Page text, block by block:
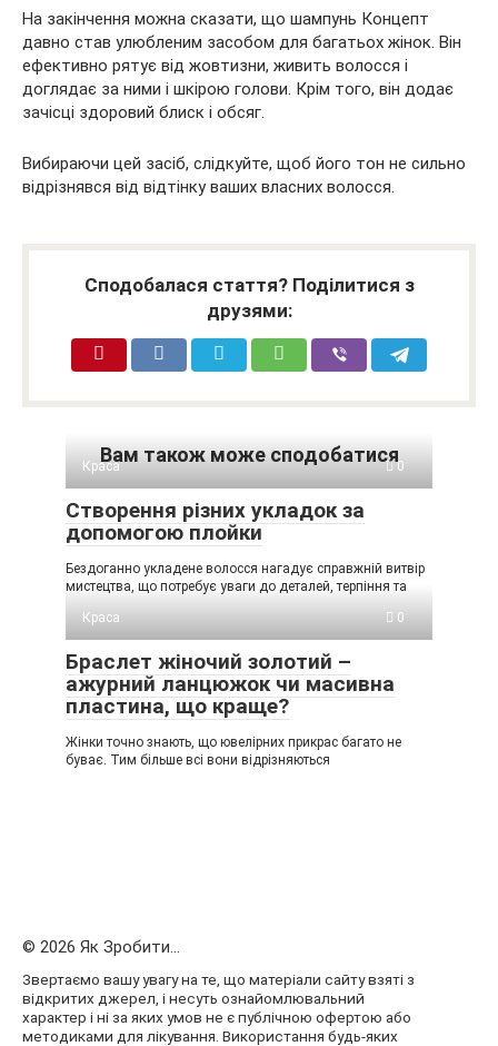
На закінчення можна сказати, що шампунь Концепт
давно став улюбленим засобом для багатьох жінок. Він
ефективно рятує від жовтизни, живить волосся і
доглядає за ними і шкірою голови. Крім того, він додає
зачісці здоровий блиск і обсяг.
Вибираючи цей засіб, слідкуйте, щоб його тон не сильно
відрізнявся від відтінку ваших власних волосся.
Сподобалася стаття? Поділитися з
друзями:
Вам також може сподобатися
Краса 0
Створення різних укладок за
допомогою плойки
Бездоганно укладене волосся нагадує справжній витвір
мистецтва, що потребує уваги до деталей, терпіння та
Краса
0
Браслет жіночий золотий –
ажурний ланцюжок чи масивна
пластина, що краще?
Жінки точно знають, що ювелірних прикрас багато не
буває. Тим більше всі вони відрізняються
© 2026 Як Зробити...
Звертаємо вашу увагу на те, що матеріали сайту взяті з
відкритих джерел, і несуть ознайомлювальний
характер і ні за яких умов не є публічною офертою або
методиками для лікування. Використання будь-яких